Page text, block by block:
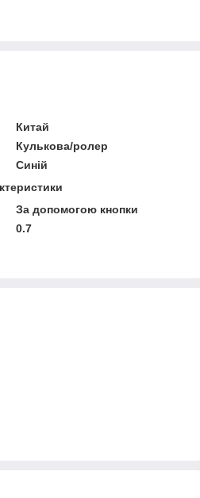
Китай
Кулькова/ролер
Синій
За допомогою кнопки
0.7